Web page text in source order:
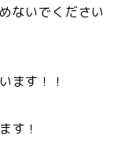
ないでください
ます！！
す！